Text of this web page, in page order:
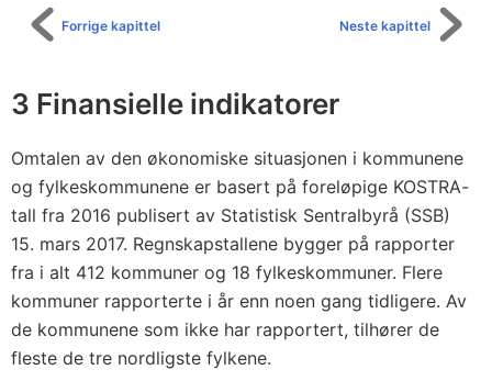
Neste kapittel
Forrige kapittel
3 Finansielle indikatorer
Omtalen av den økonomiske situasjonen i kommunene
og fylkeskommunene er basert på foreløpige KOSTRA-
tall fra 2016 publisert av Statistisk Sentralbyrå (SSB)
15. mars 2017. Regnskapstallene bygger på rapporter
fra i alt 412 kommuner og 18 fylkeskommuner. Flere
kommuner rapporterte i år enn noen gang tidligere. Av
de kommunene som ikke har rapportert, tilhører de
fleste de tre nordligste fylkene.